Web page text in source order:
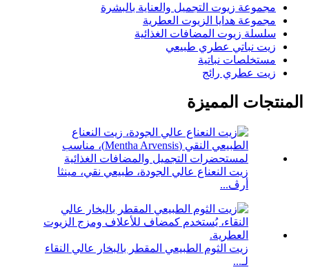
مجموعة زيوت التجميل والعناية بالبشرة
مجموعة هدايا الزيوت العطرية
سلسلة زيوت المضافات الغذائية
زيت نباتي عطري طبيعي
مستخلصات نباتية
زيت عطري رائج
المنتجات المميزة
زيت النعناع عالي الجودة، طبيعي نقي، مينثا
أرڤ...
زيت الثوم الطبيعي المقطر بالبخار عالي النقاء
لـ...